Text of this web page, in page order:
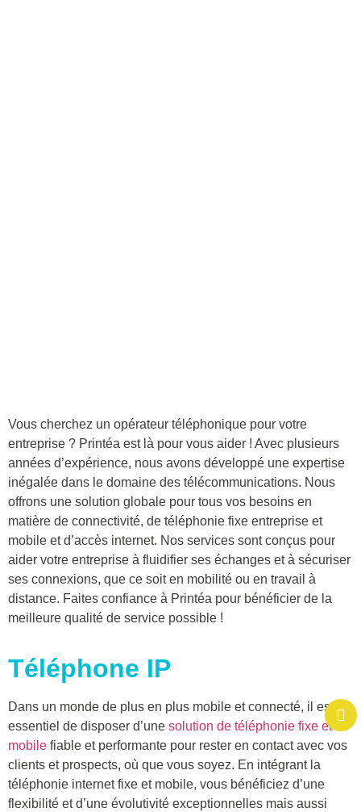
Vous cherchez un opérateur téléphonique pour votre
entreprise ? Printéa est là pour vous aider ! Avec plusieurs
années d’expérience, nous avons développé une expertise
inégalée dans le domaine des télécommunications. Nous
offrons une solution globale pour tous vos besoins en
matière de connectivité, de téléphonie fixe entreprise et
mobile et d’accès internet. Nos services sont conçus pour
aider votre entreprise à fluidifier ses échanges et à sécuriser
ses connexions, que ce soit en mobilité ou en travail à
distance. Faites confiance à Printéa pour bénéficier de la
meilleure qualité de service possible !
Téléphone IP
Dans un monde de plus en plus mobile et connecté, il est
essentiel de disposer d’une solution de téléphonie fixe et
mobile fiable et performante pour rester en contact avec vos
clients et prospects, où que vous soyez. En intégrant la
téléphonie internet fixe et mobile, vous bénéficiez d’une
flexibilité et d’une évolutivité exceptionnelles mais aussi